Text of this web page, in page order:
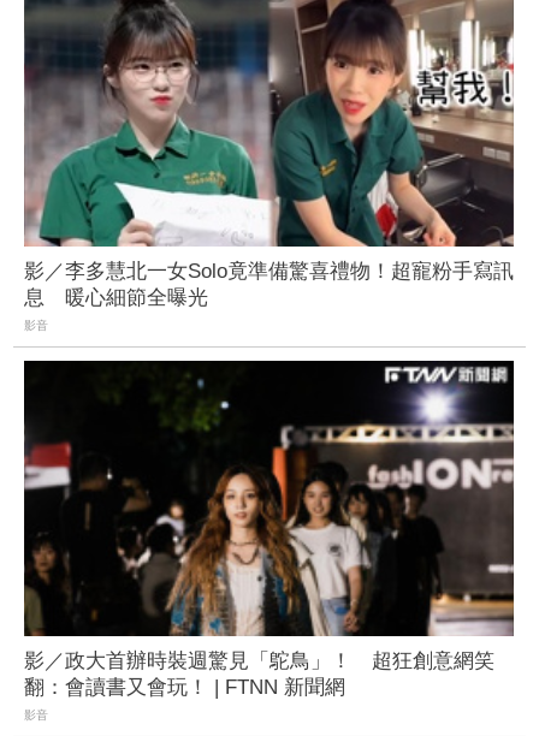
影／李多慧北一女Solo竟準備驚喜禮物！超寵粉手寫訊
息 暖心細節全曝光
影音
影／政大首辦時裝週驚見「鴕鳥」！ 超狂創意網笑
翻：會讀書又會玩！ | FTNN 新聞網
影音